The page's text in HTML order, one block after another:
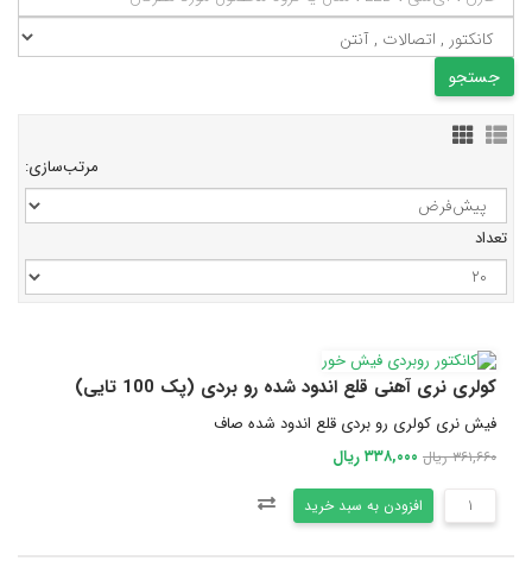
مرتب‌سازی:
تعداد
کولری نری آهنی قلع اندود شده رو بردی (پک 100 تایی)
فیش نری کولری رو بردی قلع اندود شده صاف
۳۶۱,۶۶۰ ریال ۳۳۸,۰۰۰ ریال
افزودن به سبد خرید